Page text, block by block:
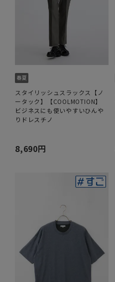
スタイリッシュスラックス【ノ
ータック】【COOLMOTION】
ビジネスにも使いやすいひんや
りドレスチノ
8,690円